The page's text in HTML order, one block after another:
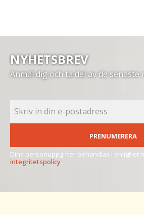
NYHETSBREV
Anmäl dig och ta del av de senaste
PRENUMERERA
Dina personuppgifter behandlas i enlighet
integritetspolicy.